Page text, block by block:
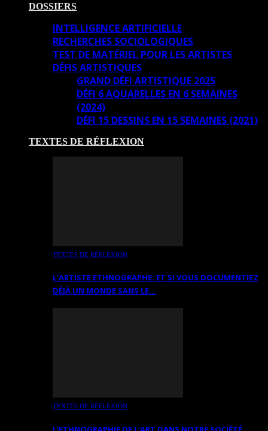
DOSSIERS
INTELLIGENCE ARTIFICIELLE
RECHERCHES SOCIOLOGIQUES
TEST DE MATÉRIEL POUR LES ARTISTES
DÉFIS ARTISTIQUES
GRAND DÉFI ARTISTIQUE 2025
DÉFI 6 AQUARELLES EN 6 SEMAINES
(2024)
DÉFI 15 DESSINS EN 15 SEMAINES (2021)
TEXTES DE RÉFLEXION
TEXTES DE RÉFLEXION
L’ARTISTE ETHNOGRAPHE: ET SI VOUS DOCUMENTIEZ
DÉJÀ UN MONDE SANS LE…
TEXTES DE RÉFLEXION